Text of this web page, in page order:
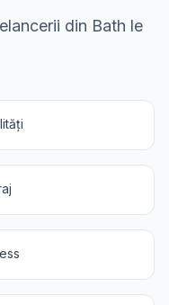
din Bath le